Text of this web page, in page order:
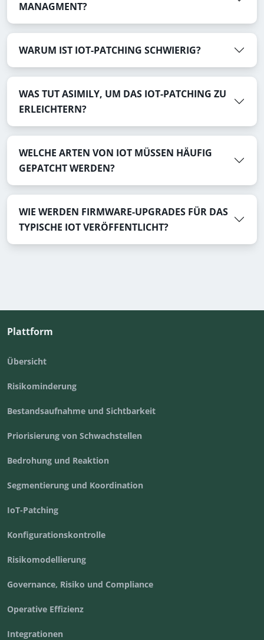
MANAGMENT?
WARUM IST IOT-PATCHING SCHWIERIG?
WAS TUT ASIMILY, UM DAS IOT-PATCHING ZU
ERLEICHTERN?
WELCHE ARTEN VON IOT MÜSSEN HÄUFIG
GEPATCHT WERDEN?
WIE WERDEN FIRMWARE-UPGRADES FÜR DAS
TYPISCHE IOT VERÖFFENTLICHT?
Plattform
Übersicht
Risikominderung
Bestandsaufnahme und Sichtbarkeit
Priorisierung von Schwachstellen
Bedrohung und Reaktion
Segmentierung und Koordination
IoT-Patching
Konfigurationskontrolle
Risikomodellierung
Governance, Risiko und Compliance
Operative Effizienz
Integrationen